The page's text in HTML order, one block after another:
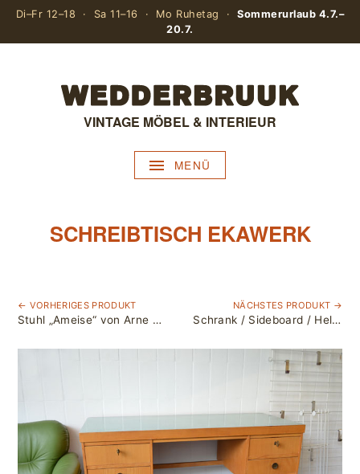
Di–Fr 12–18 · Sa 11–16 · Mo Ruhetag ·Sommerurlaub 4.7.–
20.7.
VINTAGE MÖBEL & INTERIEUR
MENÜ
SCHREIBTISCH EKAWERK
← VORHERIGES PRODUKT
Stuhl „Ameise“ von Arne Jacobsen / Hergestellt von Fritz Hansen
NÄCHSTES PRODUKT →
Schrank / Sideboard / Helmut Magg für Vereinigte Werkstätten